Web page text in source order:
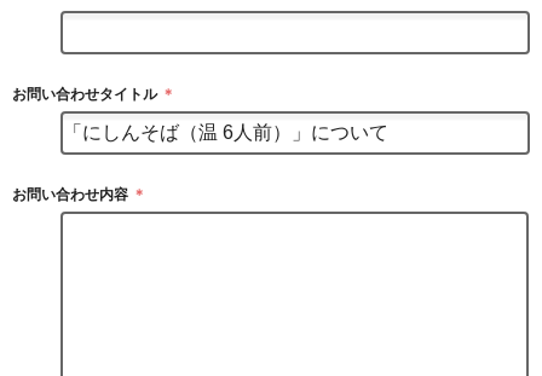
お問い合わせタイトル ＊
お問い合わせ内容 ＊